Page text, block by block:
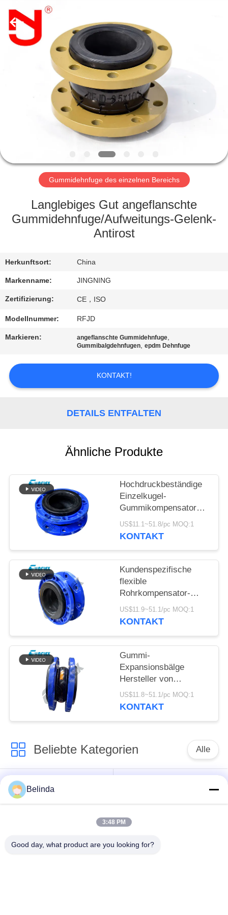
PRODUKTE
ÜBER
FABRIK-
QUALITÄTSKONTROLLE
TRETEN
SIE
MIT
IN
VERBINDUNG
NACHRICHTEN
FORDERN
ZITAT
SITEMAP
DATENSCHUTZRICHTLINIE
Jingning
Shock
Absorber
Co.,Ltd..
Rights
Gummidehnfuge des einzelnen Bereichs
Langlebiges Gut angeflanschte
Gummidehnfuge/Aufweitungs-Gelenk-
Antirost
Herkunftsort: China
Markenname: JINGNING
Zertifizierung: CE，ISO
Modellnummer: RFJD
Markieren: angeflanschte Gummidehnfuge,
Gummibalgdehnfugen,epdm Dehnfuge
KONTAKT!
DETAILS ENTFALTEN
Ähnliche Produkte
Hochdruckbeständige
Einzelkugel-
Gummikompensatoren
in kundenspezifischen
Rohrleitungen
US$11.1~51.8/pc MOQ:1
KONTAKT
Kundenspezifische
flexible
Rohrkompensator-
Flanschverbindung aus
Edelstahl
US$11.9~51.1/pc MOQ:1
KONTAKT
Gummi-
Expansionsbälge
Hersteller von
Gummibälgen mit
Flansch
US$11.8~51.1/pc MOQ:1
KONTAKT
Beliebte Kategorien Alle
Gummidehnfuge des
einzelnen Bereichs
Doppelter Bereich-
Belinda
3:48 PM
Good day, what product are you looking for?